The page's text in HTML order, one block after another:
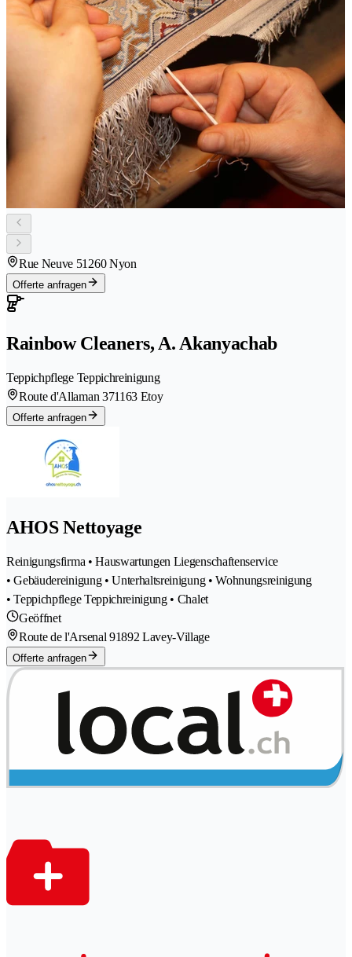
Rue Neuve 51260 Nyon
Offerte anfragen
Rainbow Cleaners, A. Akanyachab
Teppichpflege Teppichreinigung
Route d'Allaman 371163 Etoy
Offerte anfragen
AHOS Nettoyage
Reinigungsfirma • Hauswartungen Liegenschaftenservice
• Gebäudereinigung • Unterhaltsreinigung • Wohnungsreinigung
• Teppichpflege Teppichreinigung • Chalet
Geöffnet
Route de l'Arsenal 91892 Lavey-Village
Offerte anfragen